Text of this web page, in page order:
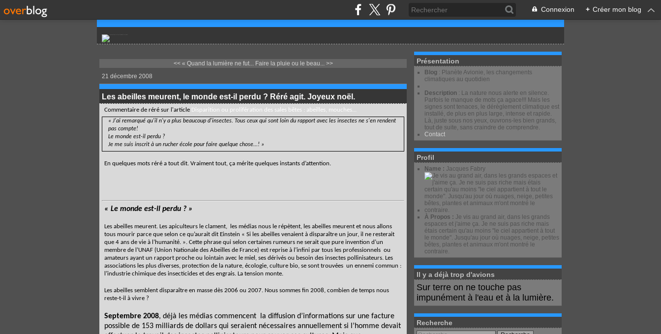
Connexion + Créer mon blog
<< « Quand la lumière ne fut... Faire la pluie ou le beau... >>
21 décembre 2008
Les abeilles meurent, le monde est-il perdu ? Réré agit. Joyeux noël.
Commentaire de réré sur l'article Disparition ou prolifération des sales bêtes : abeilles, mouches...
« J'ai remarqué qu'il n'y a plus beaucoup d'insectes. Tous ceux qui sont loin du rapport avec les insectes ne s'en rendent
pas compte!
Le monde est-il perdu ?
Je me suis inscrit à un rucher école pour faire quelque chose...! »
En quelques mots réré a tout dit. Vraiment tout, ça mérite quelques instants d’attention.
« Le monde est-il perdu ? »
Les abeilles meurent. Les apiculteurs le clament,
les médias nous le répètent, les abeilles meurent et nous allons
tous mourir parce que selon ce qu’aurait dit Einstein « Si les abeilles venaient à disparaître un jour, il ne resterait
que 4 ans de vie à l’humanité. ». Cette phrase qui selon certaines rumeurs ne serait que pure invention d’un
membre de l’UNAF (Union Nationale des Abeilles de France) est reprise à l’infini par tous les professionnels ou
amateurs ayant un rapport proche ou lointain avec le miel, ses dérivés ou besoin des insectes pollinisateurs. Les
associations les plus diverses, protection de la nature, écologie, culture bio, se sont trouvées un ennemi commun :
l’industrie chimique des insecticides et des engrais. La tension monte.
Les abeilles semblent disparaître en masse dès 2006 ou 2007. Nous sommes fin 2008, combien de temps nous
reste-t-il à vivre ?
Septembre 2008, déjà les médias commencent
la diffusion d’informations sur une facture
possible de 153 milliards de dollars qui seraient nécessaires annuellement si l’homme devait
Présentation
Blog : Planète Avionie, les changements
climatiques au quotidien
Description : La nature nous alerte en silence.
Parfois le manque de mots ça agace!!! Mais les
signes sont tenaces, le dérèglement climatique est
installé, de plus en plus large, intense et rapide.
Là, juste sous nos yeux, ouvrons-les bien grands,
tout de suite, sans craindre de comprendre.
Contact
Profil
Name : Jacques Fabry
À Propos : Je vis au grand air, dans les grands
espaces et j'aime ça. Je ne suis pas riche mais
étais certain qu'au moins "le ciel appartient à tout
le monde". Jusqu'au jour où nuages, neige, petites
bêtes, plantes et animaux m'ont montré le
contraire.
Il y a déjà trop d'avions
Sur terre on ne touche pas
impunément à l'eau et à la lumière.
Recherche